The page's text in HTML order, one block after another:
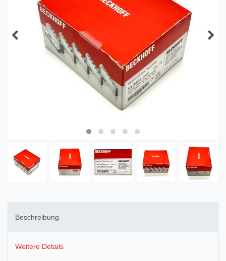
Beschreibung
Weitere Details